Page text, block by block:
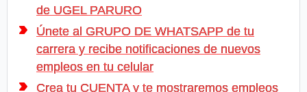
de UGEL PARURO
Únete al GRUPO DE WHATSAPP de tu
carrera y recibe notificaciones de nuevos
empleos en tu celular
Crea tu CUENTA y te mostraremos empleos